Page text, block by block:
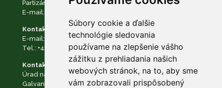
Súbory cookie a ďalšie
technológie sledovania
používame na zlepšenie vášho
zážitku z prehliadania našich
webových stránok, na to, aby sme
vám zobrazovali prispôsobený
Partizánska cesta č. 69, 974 01 Banská Bystrica
E-mail:
Kontakt na zodpovednú osobu:
E-mail:
dpo@napant.sk,zodpovedna.osoba@napant.sk
Tel.: +421 48 28 550 10
Kontakt na dozorný orgán:
Úrad na ochranu osobných údajov Slovenskej republiky
Galvaniho Business Centrum II Galvaniho 7/B 821 04